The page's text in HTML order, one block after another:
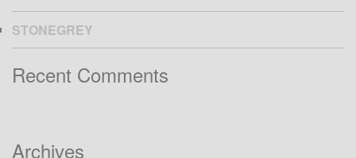
STONEGREY
Recent Comments
Archives